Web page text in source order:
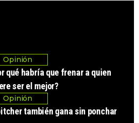
Opinión
qué habría que frenar a quien
ser el mejor?
Opinión
también gana sin ponchar